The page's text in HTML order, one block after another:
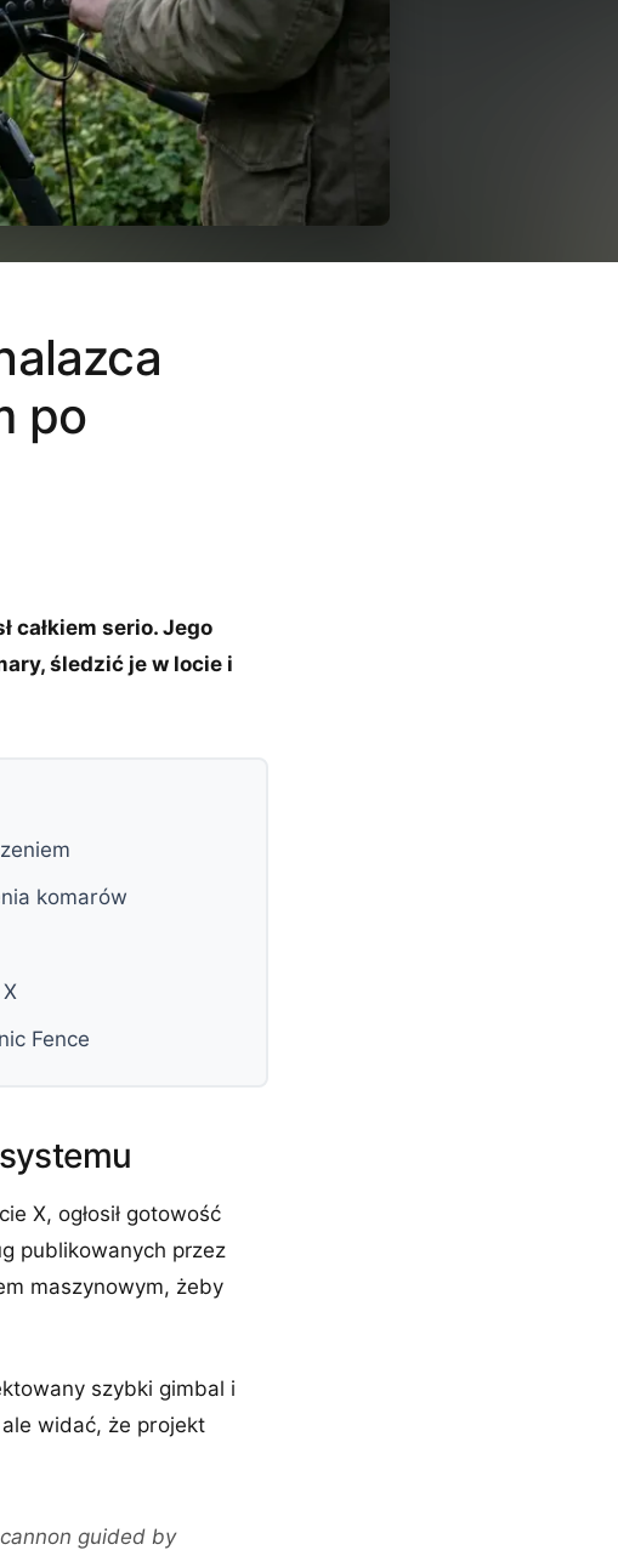
po
całkiem serio. Jego
śledzić je w locie i
komarów
Fence
X, ogłosił gotowość
publikowanych przez
maszynowym, żeby
szybki gimbal i
widać, że projekt
guided by